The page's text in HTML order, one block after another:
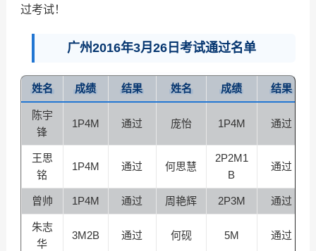
过考试！
广州2016年3月26日考试通过名单
姓名 成绩 结果 姓名 成绩 结果
陈宇
锋
1P4M 通过 庞怡 1P4M 通过
王思
铭
1P4M 通过 何思慧
2P2M1
B
通过
曾帅 1P4M 通过 周艳辉 2P3M 通过
朱志
华
3M2B 通过 何砚 5M 通过